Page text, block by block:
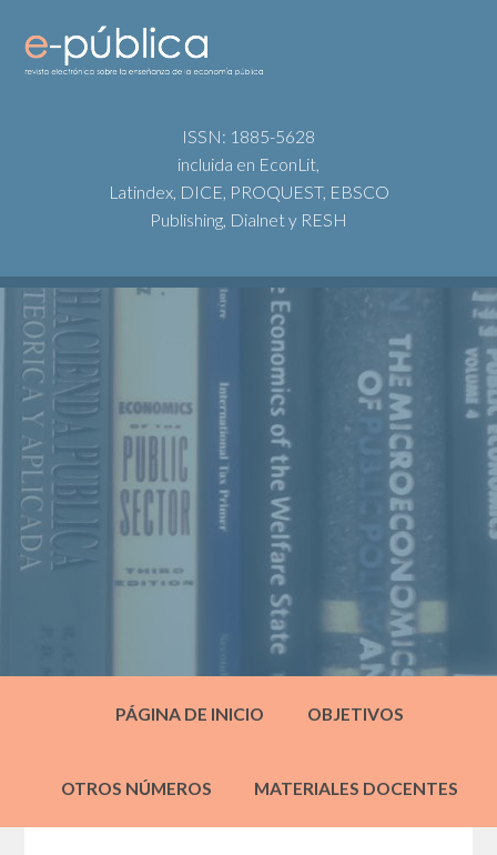
ISSN: 1885-5628
incluida en EconLit,
Latindex, DICE, PROQUEST, EBSCO
Publishing, Dialnet y RESH
PÁGINA DE INICIO OBJETIVOS
OTROS NÚMEROS MATERIALES DOCENTES